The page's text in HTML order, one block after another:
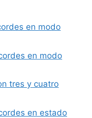
en modo
en modo
tres y cuatro
en estado